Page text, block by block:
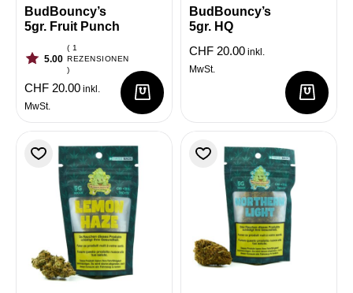
BudBouncy’s
5gr. Fruit Punch
5.00
( 1
REZENSIONEN
)
CHF 20.00 inkl.
MwSt.
BudBouncy’s
5gr. HQ
CHF 20.00 inkl.
MwSt.